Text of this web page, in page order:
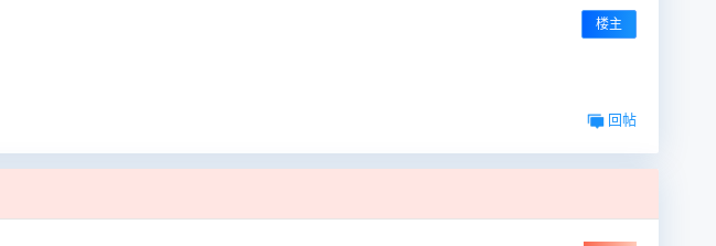
楼主
回帖